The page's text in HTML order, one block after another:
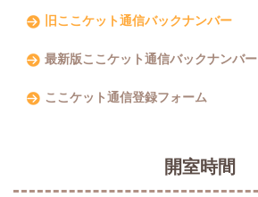
旧ここケット通信バックナンバー
最新版ここケット通信バックナンバー
ここケット通信登録フォーム
開室時間